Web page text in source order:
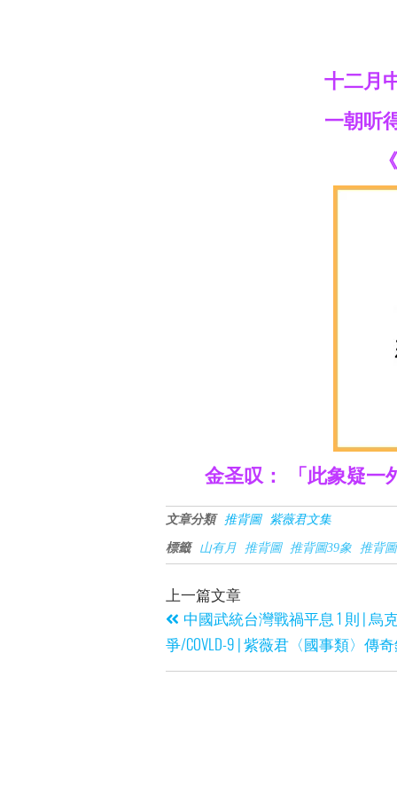
十二月
一朝听
金圣叹： 「此象疑一
文章分類 推背圖 紫薇君文集
標籤 山有月 推背圖 推背圖39象 推背
上一篇文章
中國武統台灣戰禍平息 1 則 | 烏
爭/COVLD-9 | 紫薇君〈國事類〉傳奇